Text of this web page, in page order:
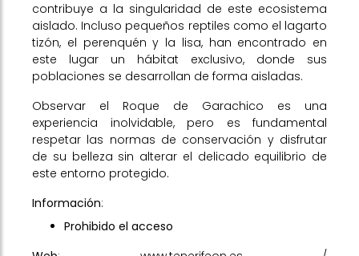
contribuye a la singularidad de este ecosistema
aislado. Incluso pequeños reptiles como el lagarto
tizón, el perenquén y la lisa, han encontrado en
este lugar un hábitat exclusivo, donde sus
poblaciones se desarrollan de forma aisladas.
Observar el Roque de Garachico es una
experiencia inolvidable, pero es fundamental
respetar las normas de conservación y disfrutar
de su belleza sin alterar el delicado equilibrio de
este entorno protegido.
Información:
Prohibido el acceso